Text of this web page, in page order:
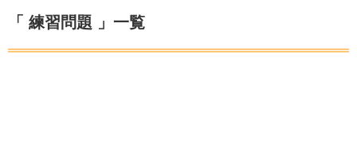
「 練習問題 」一覧